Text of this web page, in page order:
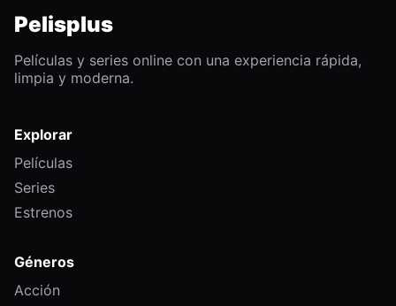
Pelisplus
Películas y series online con una experiencia rápida,
limpia y moderna.
Explorar
Películas
Series
Estrenos
Géneros
Acción